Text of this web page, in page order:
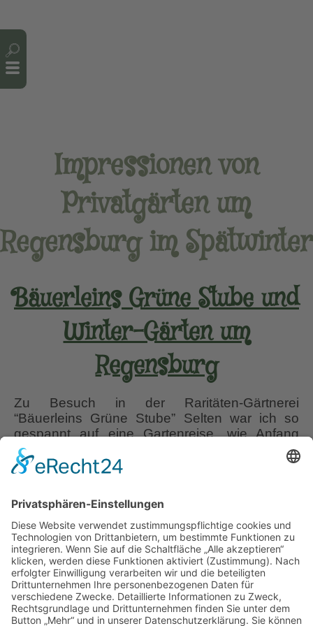
Impressionen von
Privatgärten um
Regensburg im Spätwinter
Bäuerleins Grüne Stube und
Winter-Gärten um
Regensburg
Zu Besuch in der Raritäten-Gärtnerei
“Bäuerleins Grüne Stube” Selten war ich so
gespannt auf eine Gartenreise, wie Anfang
März 2023, als ich mich der Fachgruppe
Helleborus, Teil der Gesellschaft der
Gärtnerei im Spätwinter-Gewand zu besuchen.
Peising, bei Bad Abbach, zwischen Kelheim
und Regensburg…Bäuerleins
Grüne
Stube
und
Winter-
Gärten
Liebe Leser! Ihr könnt euch per E-Mail
informieren lassen, wenn neue Artikel auf
Wurzerlsgarten erscheinen.Folgt dafür einfach